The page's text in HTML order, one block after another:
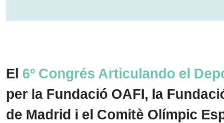
El 6º Congrés Articulando el
per la Fundació OAFI, la
de Madrid i el Comitè Olímpic